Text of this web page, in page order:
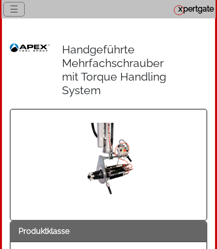
☰ xpertgate
Handgeführte
Mehrfachschrauber
mit Torque Handling
System
Produktklasse